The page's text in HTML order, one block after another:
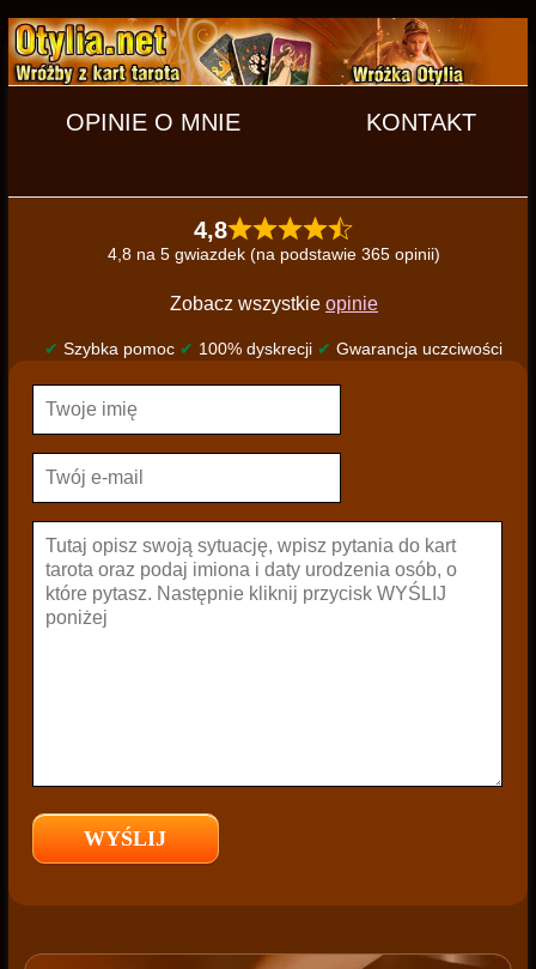
OPINIE O MNIE KONTAKT
4,8
4,8 na 5 gwiazdek (na podstawie 365 opinii)
Zobacz wszystkie opinie
✔ Szybka pomoc ✔ 100% dyskrecji ✔ Gwarancja uczciwości